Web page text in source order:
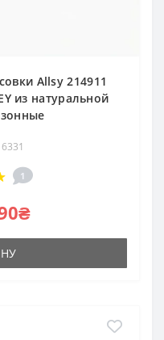
Allsy 214911
из натуральной
1